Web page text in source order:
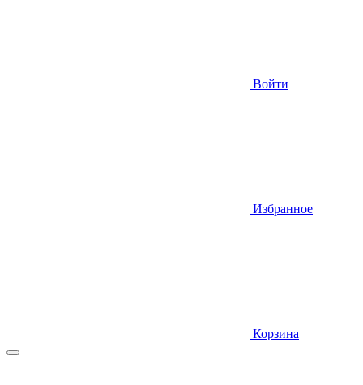
Войти
Избранное
Корзина